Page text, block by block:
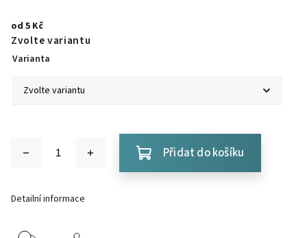
od 5 Kč
Zvolte variantu
Varianta
Přidat do košíku
Detailní informace